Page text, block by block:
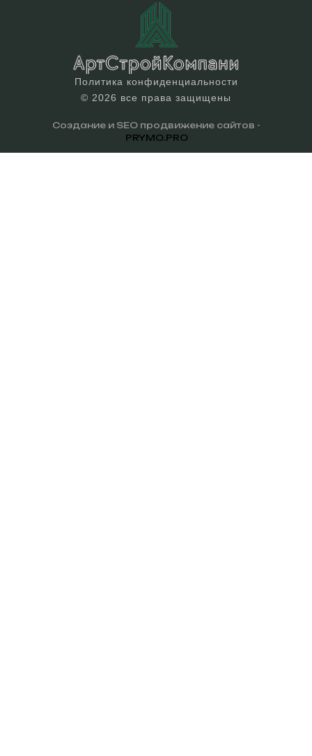
Политика конфиденциальности
© 2026 все права защищены
Создание и SEO продвижение сайтов -
PRYMO.PRO